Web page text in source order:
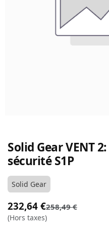
Solid Gear VENT
sécurité S1P
Solid Gear
232,64 €258,49€
(Hors taxes)